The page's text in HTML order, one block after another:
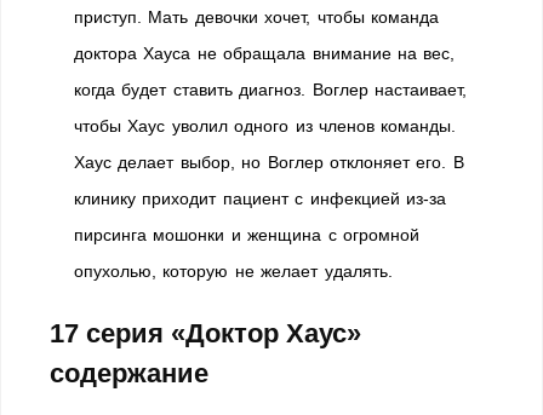
приступ. Мать девочки хочет, чтобы команда
доктора Хауса не обращала внимание на вес,
когда будет ставить диагноз. Воглер настаивает,
чтобы Хаус уволил одного из членов команды.
Хаус делает выбор, но Воглер отклоняет его. В
клинику приходит пациент с инфекцией из-за
пирсинга мошонки и женщина с огромной
опухолью, которую не желает удалять.
17 серия «Доктор Хаус»
содержание